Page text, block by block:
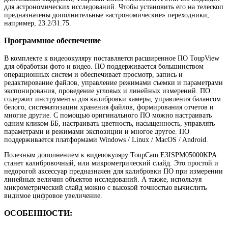
для астрономических исследований. Чтобы установить его на телескоп
предназначены дополнительные «астрономические» переходники,
например, 23.2/31.75.
Программное обеспечение
В комплекте к видеоокуляру поставляется расширенное ПО ToupView
для обработки фото и видео. ПО поддерживается большинством
операционных систем и обеспечивает просмотр, запись и
редактирование файлов, управление режимами съемки и параметрами
экспонирования, проведение угловых и линейных измерений. ПО
содержит инструменты для калибровки камеры, управления балансом
белого, систематизации хранения файлов, формирования отчетов и
многие другие. С помощью оригинального ПО можно настраивать
одним кликом ББ, настраивать цветность, насыщенность, управлять
параметрами и режимами экспозиции и многое другое. ПО
поддерживается платформами Windows / Linux / МacOS / Android.
Полезным дополнением к видеоокуляру ToupCam E3ISPM05000KPA
станет калибровочный, или микрометрический слайд. Это простой и
недорогой аксессуар предназначен для калибровки ПО при измерении
линейных величин объектов исследований. А также, используя
микрометрический слайд можно с высокой точностью вычислить
видимое цифровое увеличение.
ОСОБЕННОСТИ: